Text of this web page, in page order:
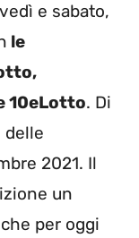
e sabato,
le
10eLotto. Di
2021. Il
un
per oggi